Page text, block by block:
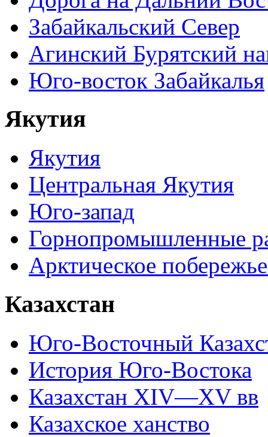
Забайкальский Север
Агинский Бурятский
Юго-восток Забайкалья
Якутия
Якутия
Центральная Якутия
Юго-запад
Горнопромышленные
Арктическое
Казахстан
Юго-Восточный
История Юго-Востока
Казахстан XIV—XV вв
Казахское ханство